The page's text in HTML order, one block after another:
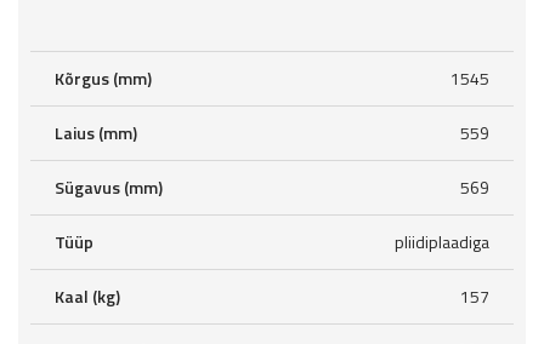
Kõrgus (mm) 1545
Laius (mm) 559
Sügavus (mm) 569
Tüüp pliidiplaadiga
Kaal (kg) 157